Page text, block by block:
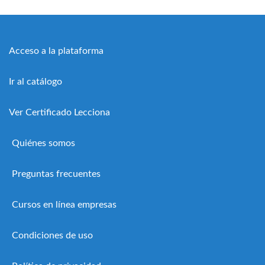
Acceso a la plataforma
Ir al catálogo
Ver Certificado Lecciona
Quiénes somos
Preguntas frecuentes
Cursos en línea empresas
Condiciones de uso